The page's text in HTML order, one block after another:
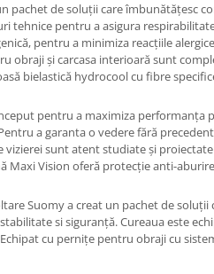
pachet de soluții care
tehnice pentru a asigura
pentru a minimiza reacțiile alergice
obraji și carcasa interioară sunt
bielastică hydrocool cu ​​fibre
pentru a maximiza performanța
-Pentru a garanta o vedere fără
vizierei sunt atent studiate și
Maxi Vision oferă protecție anti-
Suomy a creat un pachet de
stabilitate si siguranță. Cureaua este
-Echipat cu pernițe pentru obraji cu